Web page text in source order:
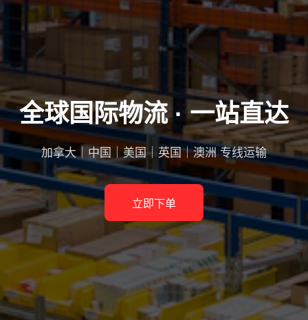
全球国际物流 · 一站直达
加拿大｜中国｜美国｜英国｜澳洲 专线运输
立即下单